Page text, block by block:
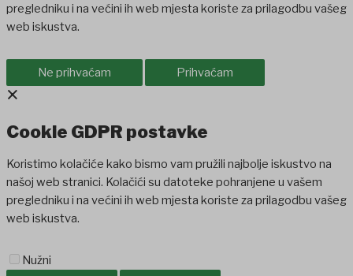
pregledniku i na većini ih web mjesta koriste za prilagodbu vašeg
web iskustva.
Ne prihvaćam Prihvaćam
×
Cookie GDPR postavke
Koristimo kolačiće kako bismo vam pružili najbolje iskustvo na
našoj web stranici. Kolačići su datoteke pohranjene u vašem
pregledniku i na većini ih web mjesta koriste za prilagodbu vašeg
web iskustva.
Nužni